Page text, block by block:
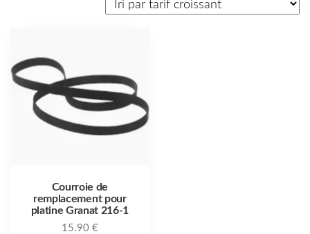
Courroie de
remplacement pour
platine Granat 216-1
15.90 €